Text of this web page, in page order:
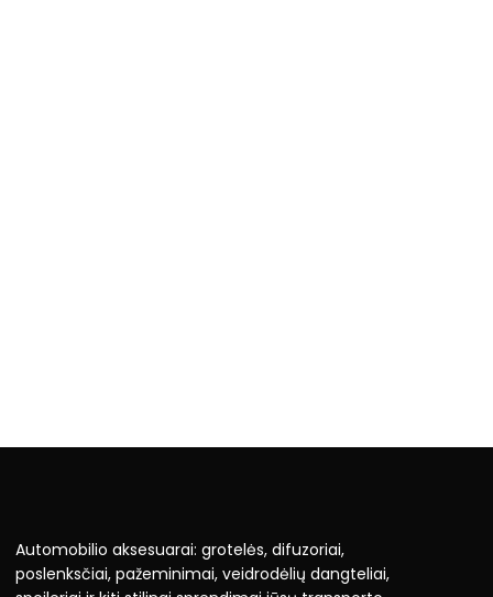
Automobilio aksesuarai: grotelės, difuzoriai,
poslenksčiai, pažeminimai, veidrodėlių dangteliai,